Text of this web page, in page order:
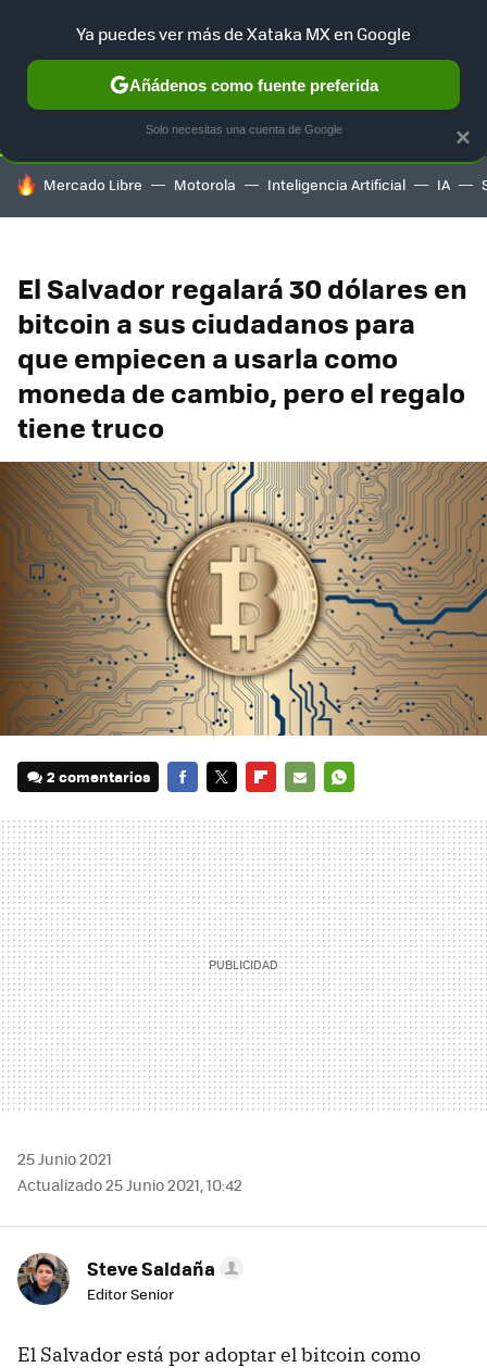
SELECCIÓN GAMING HOME AUTO TERRITORIO
HOY SE HABLA DE
Mercado Libre Motorola Inteligencia Artificial IA
El Salvador regalará 30 dólares en
bitcoin a sus ciudadanos para
que empiecen a usarla como
moneda de cambio, pero el regalo
tiene truco
2 comentarios
MAIL
25 Junio 2021
Actualizado 25 Junio 2021, 10:42
Steve Saldaña
Editor Senior
El Salvador está por adoptar el bitcoin como
×
Ya puedes ver más de Xataka MX en Google
Añádenos como fuente preferida
Solo necesitas una cuenta de Google